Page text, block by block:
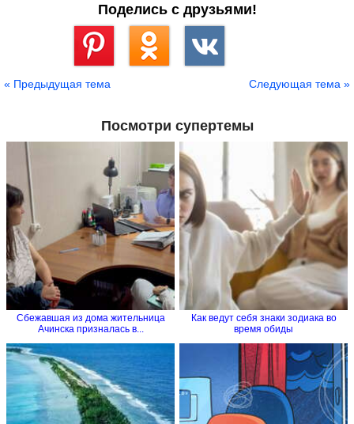
Поделись с друзьями!
« Предыдущая тема Следующая тема »
Посмотри супертемы
Сбежавшая из дома жительница
Ачинска призналась в...
Как ведут себя знаки зодиака во
время обиды